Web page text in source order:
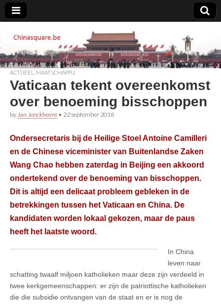
Chinasquare.be
ACTUEEL MAATSCHAPPIJ
Vaticaan tekent overeenkomst
over benoeming bisschoppen
by Jan Jonckheere • 22 september 2018
Ondersecretaris bij de Heilige Stoel Antoine Camilleri
en de Chinese viceminister van Buitenlandse Zaken
Wang Chao hebben zaterdag in Beijing een akkoord
ondertekend over de benoeming van bisschoppen.
Dit is altijd een delicaat probleem gebleken in de
betrekkingen tussen het Vaticaan en China. De
kandidaten worden lokaal gekozen, maar de paus
heeft het laatste woord.
In China
leven naar
schatting twaalf miljoen katholieken maar deze zijn verdeeld in
twee kerkgemeenschappen: er zijn de patriottische katholieken
die die subsidie ontvangen van de staat en er is nog de